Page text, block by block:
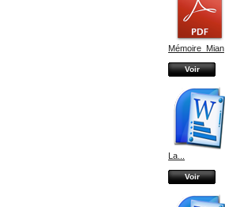
Mémoire_Mian
Voir
La...
Voir